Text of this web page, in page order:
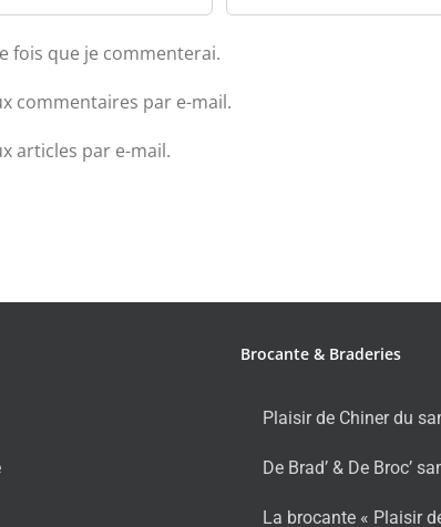
fois que je commenterai.
commentaires par e-mail.
articles par e-mail.
Brocante & Braderies
Plaisir de Chiner du
De Brad’ & De Broc’
La brocante « Plaisir